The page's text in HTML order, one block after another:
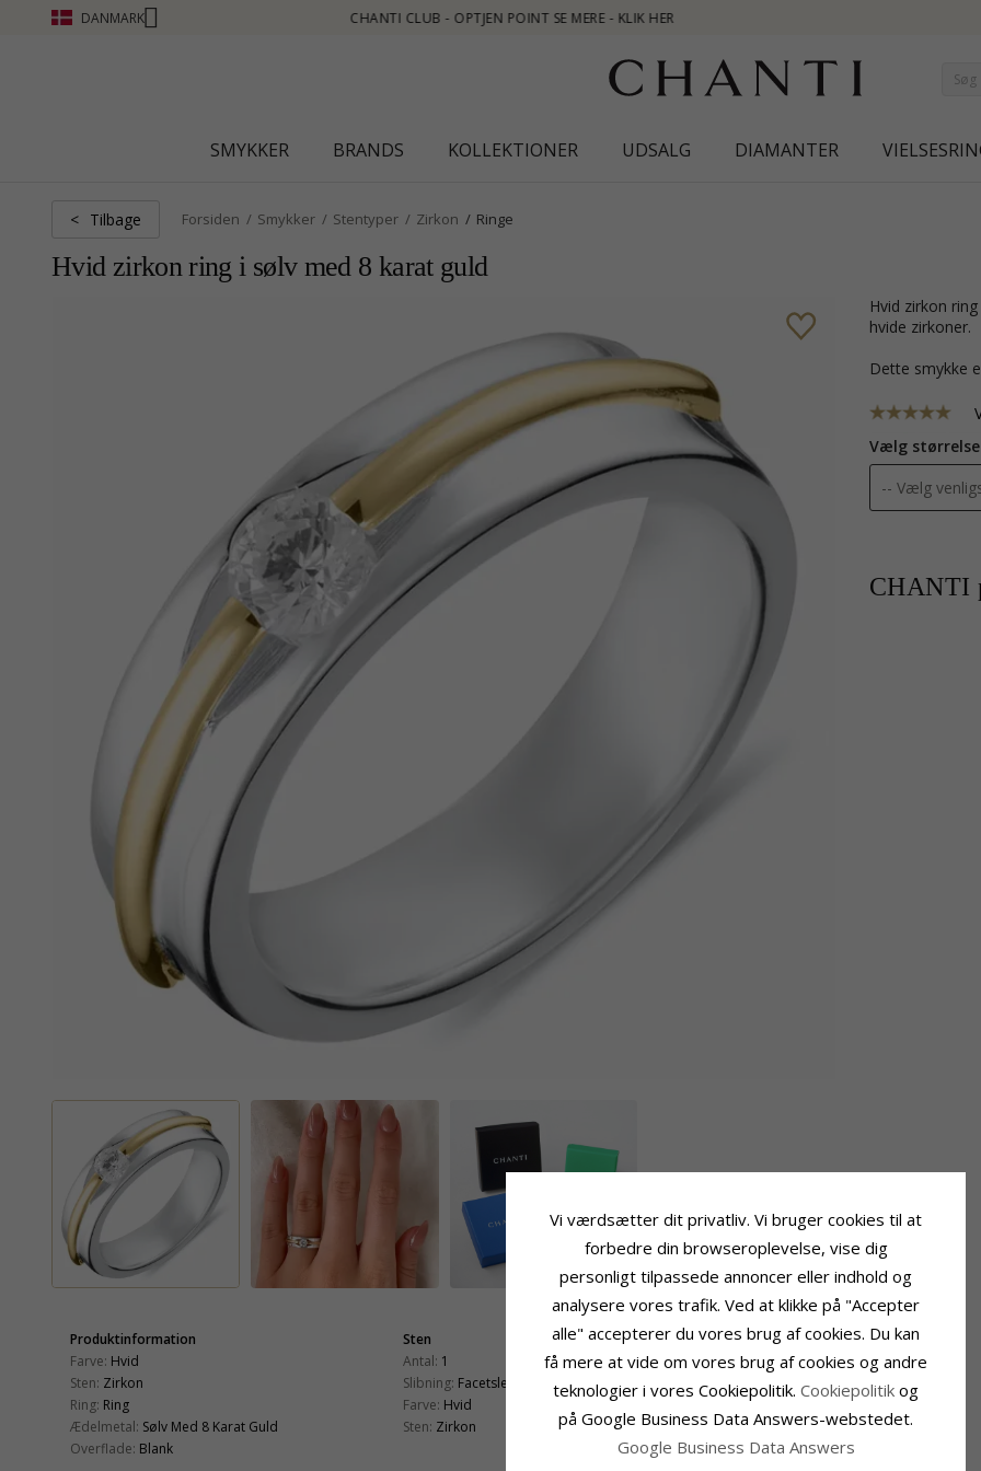
DANMARK
SE MERE - KLIK HER
SMYKKER BRANDS KOLLEKTIONER UDSALG DIAMANTER
< Tilbage Forsiden Smykker Stentyper Zirkon Ringe
Hvid zirkon ring i sølv med 8 karat guld
hvid zirkon ring i sølv med 8 karat guld med blank overflade og 1 facetslebne
hvide zirkoner.
Dette
Vælg størrelse
CHANTI
Produktinformation
Farve: Hvid
Sten: Zirkon
Ring: Ring
Ædelmetal: Sølv Med 8 Karat Guld
Overflade: Blank
Sten
Antal: 1
Slibning: Facetsleben
Farve: Hvid
Sten: Zirkon
Ringskinne
Bredde Top:5,8 mm
Bredde Bund:
5,5 mm
Tykkelse Top:
2,2 mm
Tykkelse Bund:1,3 mm
Vi værdsætter dit privatliv. Vi bruger cookies til at
forbedre din browseroplevelse, vise dig
personligt tilpassede annoncer eller indhold og
analysere vores trafik. Ved at klikke på "Accepter
alle" accepterer du vores brug af cookies. Du kan
få mere at vide om vores brug af cookies og andre
teknologier i vores Cookiepolitik. Cookiepolitik og
på Google Business Data Answers-webstedet.
Google Business Data Answers